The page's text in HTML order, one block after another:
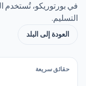
في بورتوريكو، تُستخدم
التسليم.
العودة إلى البلد
حقائق سريعة